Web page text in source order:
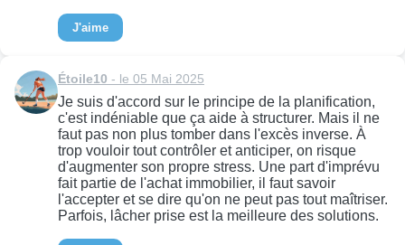
J'aime
Étoile10 - le 05 Mai 2025
Je suis d'accord sur le principe de la planification,
c'est indéniable que ça aide à structurer. Mais il ne
faut pas non plus tomber dans l'excès inverse. À
trop vouloir tout contrôler et anticiper, on risque
d'augmenter son propre stress. Une part d'imprévu
fait partie de l'achat immobilier, il faut savoir
l'accepter et se dire qu'on ne peut pas tout maîtriser.
Parfois, lâcher prise est la meilleure des solutions.